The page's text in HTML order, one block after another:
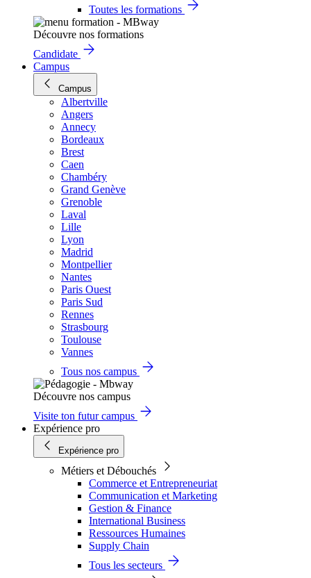
Toutes les formations
Découvre nos formations
Candidate
Campus
Campus
Albertville
Angers
Annecy
Bordeaux
Brest
Caen
Chambéry
Grand Genève
Grenoble
Laval
Lille
Lyon
Madrid
Montpellier
Nantes
Paris Ouest
Paris Sud
Rennes
Strasbourg
Toulouse
Vannes
Tous nos campus
Découvre nos campus
Visite ton futur campus
Expérience pro
Expérience pro
Métiers et Débouchés
Commerce et Entrepreneuriat
Communication et Marketing
Gestion & Finance
International Business
Ressources Humaines
Supply Chain
Tous les secteurs